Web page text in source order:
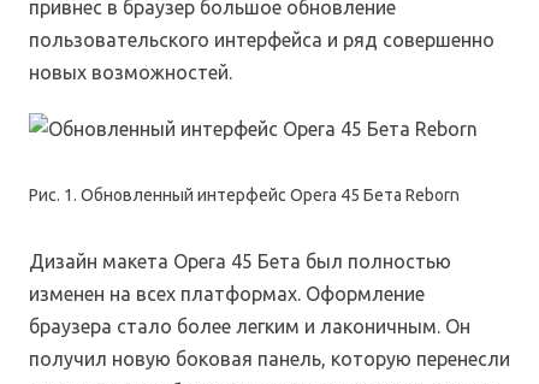
привнес в браузер большое обновление
пользовательского интерфейса и ряд совершенно
новых возможностей.
Рис. 1. Обновленный интерфейс Opera 45 Бета Reborn
Дизайн макета Opera 45 Бета был полностью
изменен на всех платформах. Оформление
браузера стало более легким и лаконичным. Он
получил новую боковая панель, которую перенесли